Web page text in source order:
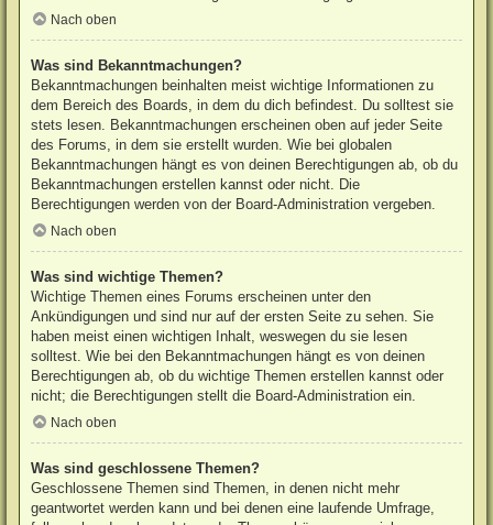
Nach oben
Was sind Bekanntmachungen?
Bekanntmachungen beinhalten meist wichtige Informationen zu
dem Bereich des Boards, in dem du dich befindest. Du solltest sie
stets lesen. Bekanntmachungen erscheinen oben auf jeder Seite
des Forums, in dem sie erstellt wurden. Wie bei globalen
Bekanntmachungen hängt es von deinen Berechtigungen ab, ob du
Bekanntmachungen erstellen kannst oder nicht. Die
Berechtigungen werden von der Board-Administration vergeben.
Nach oben
Was sind wichtige Themen?
Wichtige Themen eines Forums erscheinen unter den
Ankündigungen und sind nur auf der ersten Seite zu sehen. Sie
haben meist einen wichtigen Inhalt, weswegen du sie lesen
solltest. Wie bei den Bekanntmachungen hängt es von deinen
Berechtigungen ab, ob du wichtige Themen erstellen kannst oder
nicht; die Berechtigungen stellt die Board-Administration ein.
Nach oben
Was sind geschlossene Themen?
Geschlossene Themen sind Themen, in denen nicht mehr
geantwortet werden kann und bei denen eine laufende Umfrage,